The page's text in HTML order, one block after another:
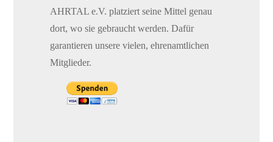
AHRTAL e.V. platziert seine Mittel genau
dort, wo sie gebraucht werden. Dafür
garantieren unsere vielen, ehrenamtlichen
Mitglieder.